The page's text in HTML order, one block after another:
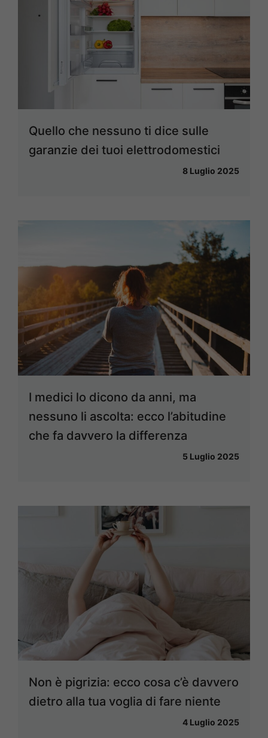
Quello che nessuno ti dice sulle
garanzie dei tuoi elettrodomestici
8 Luglio 2025
I medici lo dicono da anni, ma
nessuno li ascolta: ecco l’abitudine
che fa davvero la differenza
5 Luglio 2025
Non è pigrizia: ecco cosa c’è davvero
dietro alla tua voglia di fare niente
4 Luglio 2025